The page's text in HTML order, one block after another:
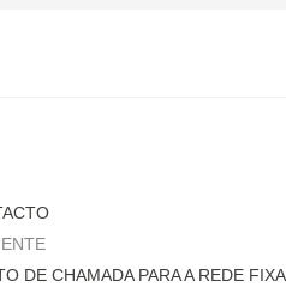
DE CHAMADA PARA A REDE FIXA